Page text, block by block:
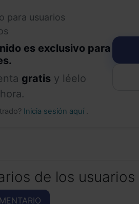
para usuarios
es exclusivo para
gratis y léelo
Inicia sesión aquí .
de los usuarios